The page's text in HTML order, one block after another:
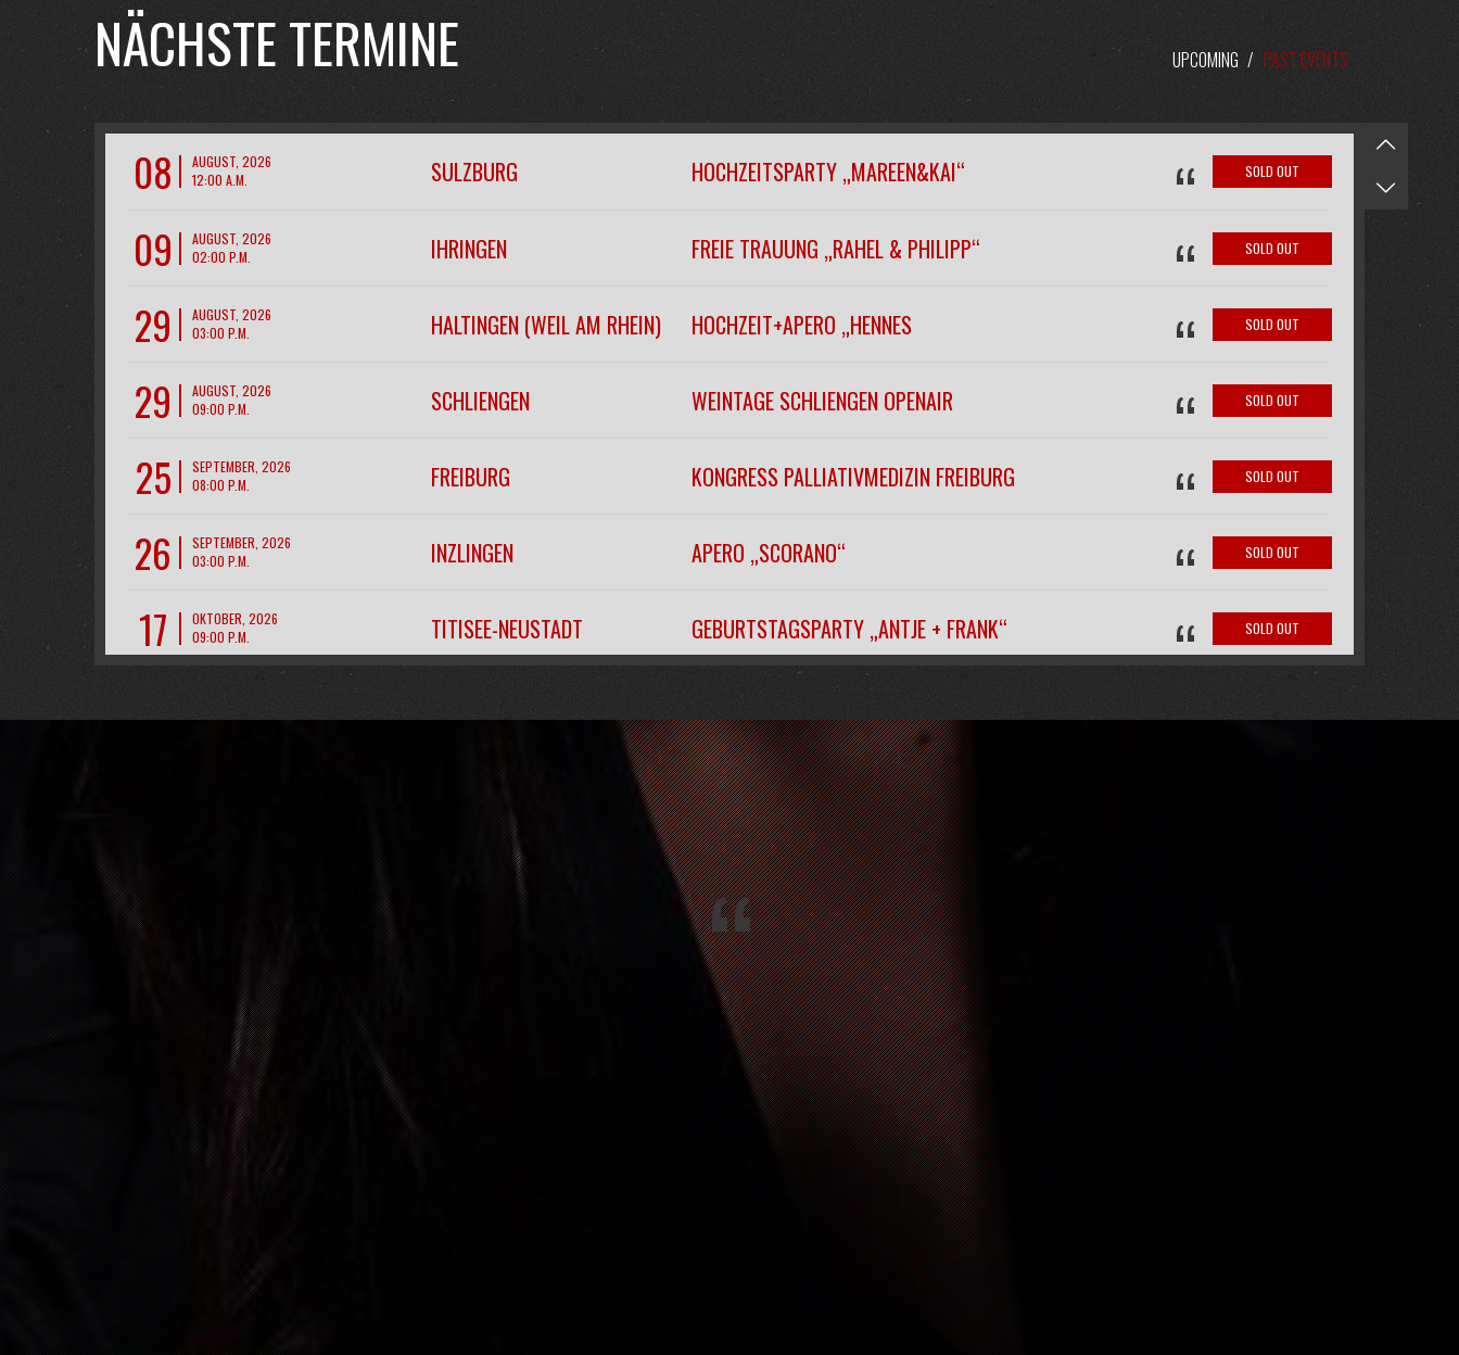
NÄCHSTE TERMINE UPCOMING / PAST EVENTS
08
AUGUST, 2026
12:00 A.M.
SULZBURG HOCHZEITSPARTY „MAREEN&KAI“ “ SOLD OUT
09
AUGUST, 2026
02:00 P.M.
IHRINGEN FREIE TRAUUNG „RAHEL & PHILIPP“ “ SOLD OUT
29
AUGUST, 2026
03:00 P.M.
HALTINGEN (WEIL AM RHEIN) HOCHZEIT+APERO „HENNES “ SOLD OUT
29
AUGUST, 2026
09:00 P.M.
SCHLIENGEN WEINTAGE SCHLIENGEN OPENAIR “ SOLD OUT
25
SEPTEMBER, 2026
08:00 P.M.
FREIBURG KONGRESS PALLIATIVMEDIZIN FREIBURG “ SOLD OUT
26
SEPTEMBER, 2026
03:00 P.M.
INZLINGEN APERO „SCORANO“ “ SOLD OUT
17
OKTOBER, 2026
09:00 P.M.
TITISEE-NEUSTADT GEBURTSTAGSPARTY „ANTJE + FRANK“ “ SOLD OUT
28 “
FREIBURG KONZERTHAUSBALL 2026
12 FREIBURG KONZERTHAUSBALL 2026
31
06:00 P.M.
SILVESTERPARTY MIT RANDYCLUB IM NOURI-
HOTEL
08
JANUAR, 2027
09:00 P.M.
FASNACHTSPARTY MIT 64U
FEBRUAR, 2027
09:00 P.M.
FASNACHTSPARTY MIT 64U
FEBRUAR, 2027
09:00 P.M.
FASNACHTSPARTY MIT 64U
FEBRUAR, 2027
03:00 P.M.
JUNI, 2027
“